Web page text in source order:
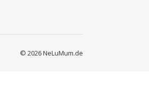
© 2026 NeLuMum.de